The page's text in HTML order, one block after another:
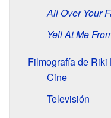
All Over Your
Yell At Me
Filmografía de Riki
Cine
Televisión